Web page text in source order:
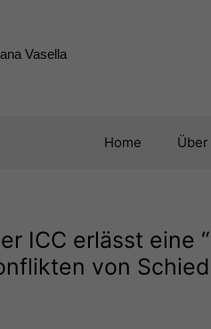
Vasella
Home
ICC erlässt eine
von